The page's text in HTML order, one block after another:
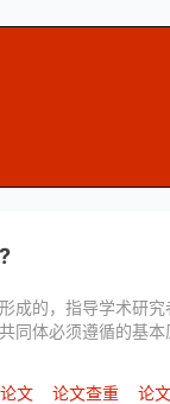
成的，指导学术研
同体必须遵循的基本
论文 论文查重 论